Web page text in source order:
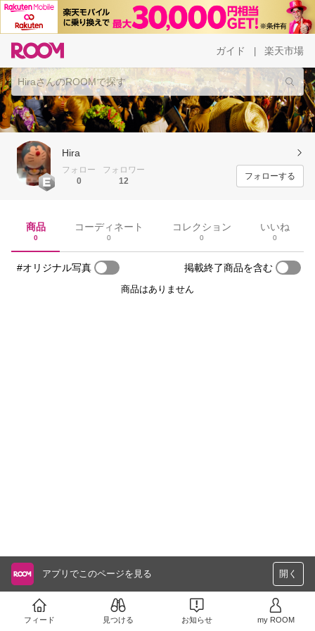
ガイド 楽天市場
Hira
フォロー
0
フォロワー
12
フォローする
商品
0
コーディネート
0
コレクション
0
いいね
0
#オリジナル写真 掲載終了商品を含む
商品はありません
アプリでこのページを見る 開く
フィード 見つける お知らせ my ROOM